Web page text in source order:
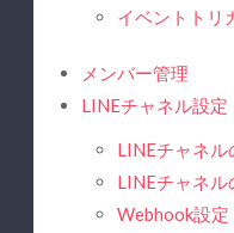
イベントトリ
メンバー管理
LINEチャネル設定
LINEチャネ
LINEチャネル
Webhook設定